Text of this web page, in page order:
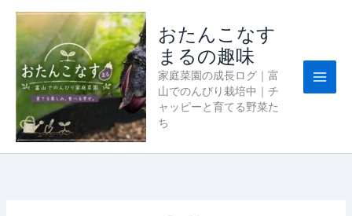
おたんこなす
まるの趣味
家庭菜園の成長ログ｜富
山でのんびり栽培中｜チ
ャッピーと育てる野菜た
ち